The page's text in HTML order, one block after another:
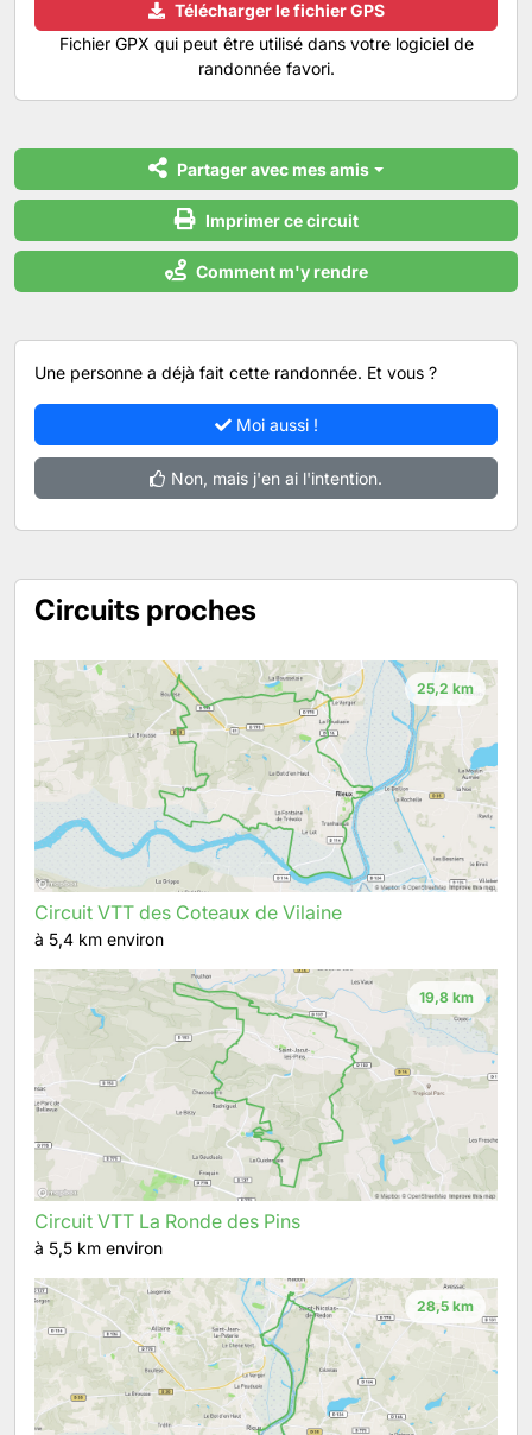
Télécharger le fichier GPS
Fichier GPX qui peut être utilisé dans votre logiciel de
randonnée favori.
Partager avec mes amis
Imprimer ce circuit
Comment m'y rendre
Une personne a déjà fait cette randonnée. Et vous ?
Moi aussi !
Non, mais j'en ai l'intention.
Circuits proches
25,2 km
Circuit VTT des Coteaux de Vilaine
à 5,4 km environ
19,8 km
Circuit VTT La Ronde des Pins
à 5,5 km environ
28,5 km